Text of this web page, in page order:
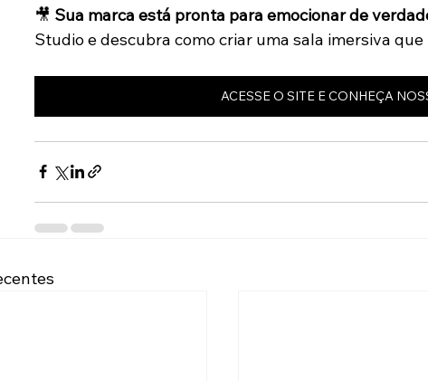
🎥 Sua marca está pronta para emocionar de
Studio e descubra como criar uma sala imersiva
ACESSE O SITE E CONHEÇA